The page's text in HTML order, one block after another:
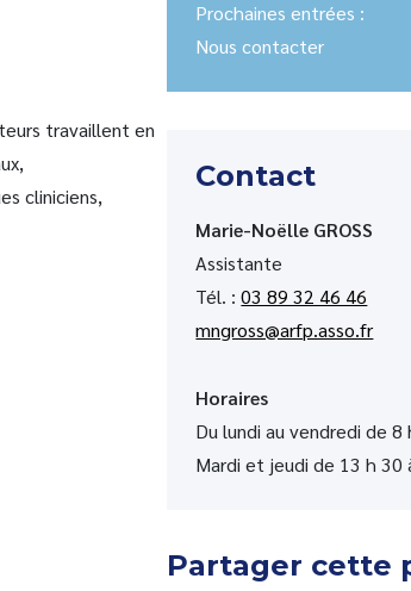
travaillent en
cliniciens,
Prochaines entrées :
Nous contacter
Contact
Marie-Noëlle GROSS
Assistante
Tél. :03 89 32 46 46
mngross@arfp.asso.fr
Horaires
Du lundi au vendredi de 8
Mardi et jeudi de 13 h 30
Partager cette